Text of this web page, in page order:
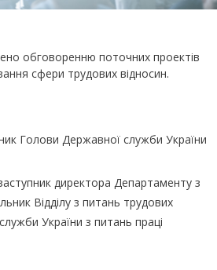
обговоренню поточних проектів
сфери трудових відносин.
Голови Державної служби України
директора Департаменту з
Відділу з питань трудових
України з питань праці